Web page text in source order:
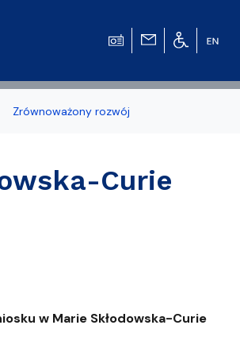
Zrównoważony rozwój
Curie
w Marie Skłodowska-Curie